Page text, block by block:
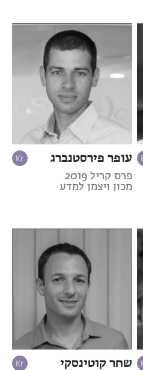
עופר פירסטנברג
פרס קריל 2019
מכון ויצמן למדע
שחר קוטינסקי